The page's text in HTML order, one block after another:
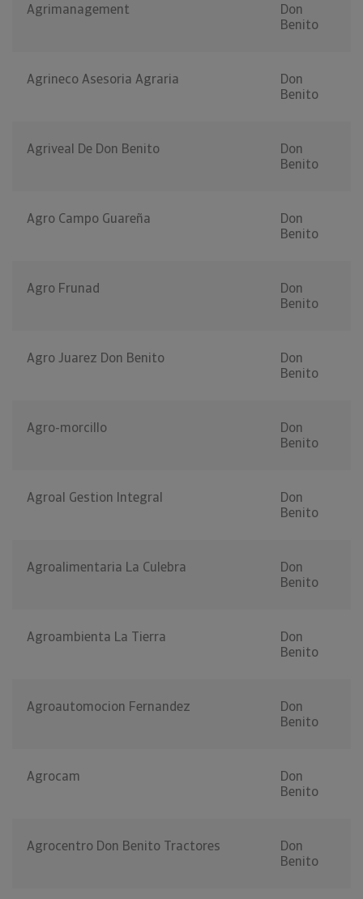
Agrimanagement
Don
Benito
Agrineco Asesoria Agraria
Don
Benito
Agriveal De Don Benito
Don
Benito
Agro Campo Guareña
Don
Benito
Agro Frunad
Don
Benito
Agro Juarez Don Benito
Don
Benito
Agro-morcillo
Don
Benito
Agroal Gestion Integral
Don
Benito
Agroalimentaria La Culebra
Don
Benito
Agroambienta La Tierra
Don
Benito
Agroautomocion Fernandez
Don
Benito
Agrocam
Don
Benito
Agrocentro Don Benito Tractores
Don
Benito